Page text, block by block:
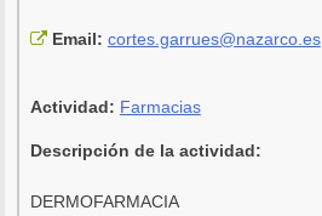
Email: cortes.garrues@nazarco.es
Actividad: Farmacias
Descripción de la actividad:
DERMOFARMACIA